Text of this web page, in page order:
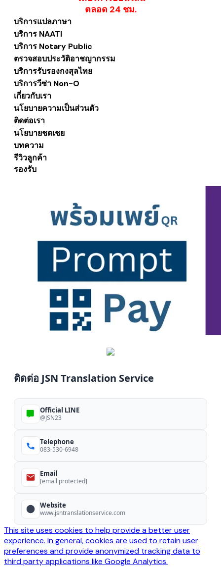
​ตลอด 24 ชม.
บริการแปลภาษา
บริการ NAATI
บริการ Notary Public
ตรวจสอบประวัติอาชญากรรม
บริการรับรองกงสุลไทย
บริการวีซ่า Non-O
เกี่ยวกับเรา
นโยบายความเป็นส่วนตัว
ติดต่อเรา
นโยบายชดเชย
บทความ
รีวิวลูกค้า
รองรับ
ติดต่อ JSN Translation Service
Official LINE
@JSN23
Telephone
083-530-6948
Email
[email protected]
Website
www.jsntranslationservice.com
This site uses cookies to help provide a better user
experience. In general, cookies are used to retain user
preferences and provide anonymized tracking data to
third party applications like Google Analytics.